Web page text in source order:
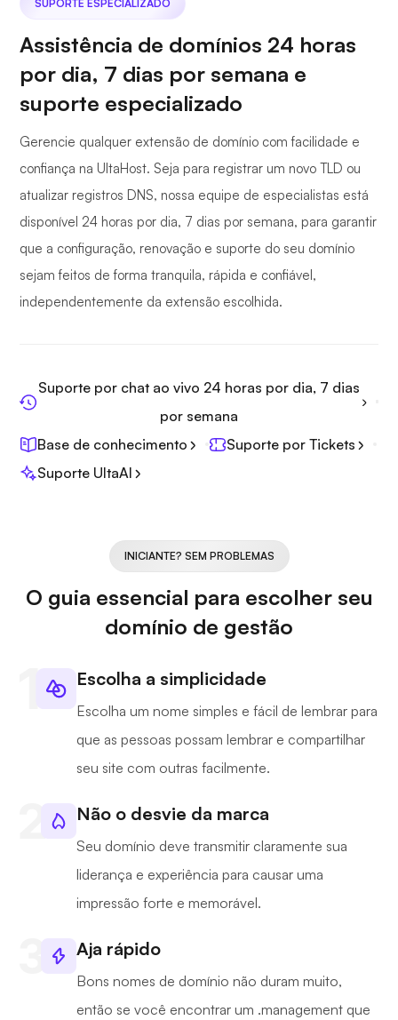
SUPORTE ESPECIALIZADO
Assistência de domínios 24 horas
por dia, 7 dias por semana e
suporte especializado
Gerencie qualquer extensão de domínio com facilidade e
confiança na UltaHost. Seja para registrar um novo TLD ou
atualizar registros DNS, nossa equipe de especialistas está
disponível 24 horas por dia, 7 dias por semana, para garantir
que a configuração, renovação e suporte do seu domínio
sejam feitos de forma tranquila, rápida e confiável,
independentemente da extensão escolhida.
Suporte por chat ao vivo 24 horas por dia, 7 dias
por semana
Base de conhecimento
Suporte por Tickets
Suporte UltaAI
INICIANTE? SEM PROBLEMAS
O guia essencial para escolher seu
domínio de gestão
Escolha a simplicidade
Escolha um nome simples e fácil de lembrar para
que as pessoas possam lembrar e compartilhar
seu site com outras facilmente.
Não o desvie da marca
Seu domínio deve transmitir claramente sua
liderança e experiência para causar uma
impressão forte e memorável.
Aja rápido
Bons nomes de domínio não duram muito,
então se você encontrar um .management que